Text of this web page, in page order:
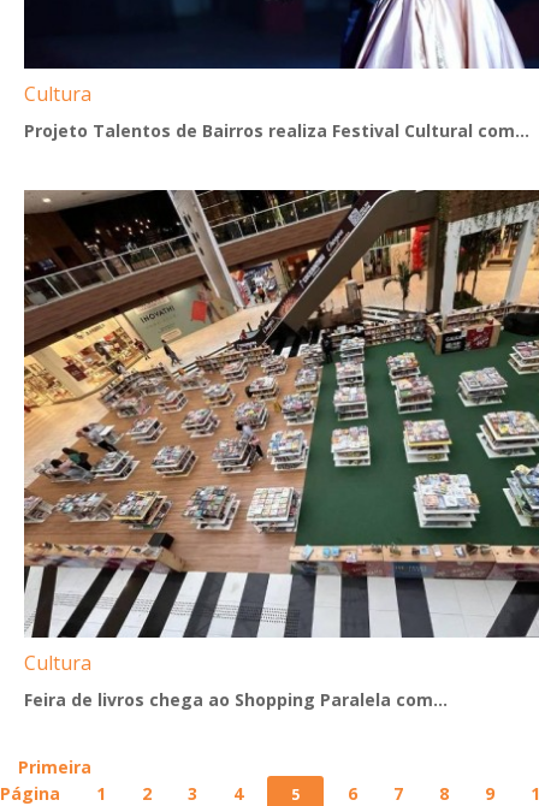
Cultura
Projeto Talentos de Bairros realiza Festival Cultural com...
Cultura
Feira de livros chega ao Shopping Paralela com...
Primeira
Página
1 2 3 4 5 6 7 8 9